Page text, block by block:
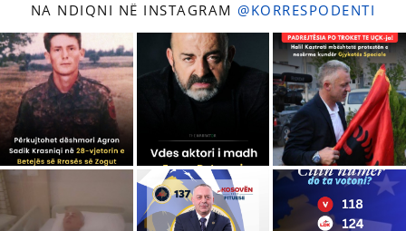
NA NDIQNI NË INSTAGRAM @KORRESPODENTI